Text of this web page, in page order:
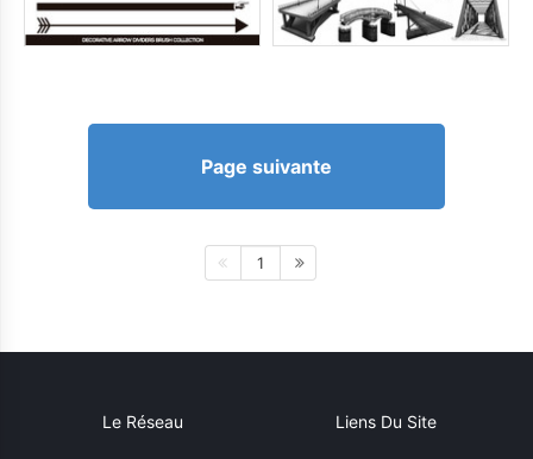
Page suivante
1
Le Réseau Liens Du Site